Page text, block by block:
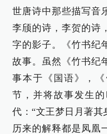
世唐诗中那些描写音
李颀的诗，李贺的诗
字的影子。《竹书纪
故事。虽然《竹书纪
事本于《国语》，
节，并将故事发生
代：“文王梦日月著其
历来的解释都是凤